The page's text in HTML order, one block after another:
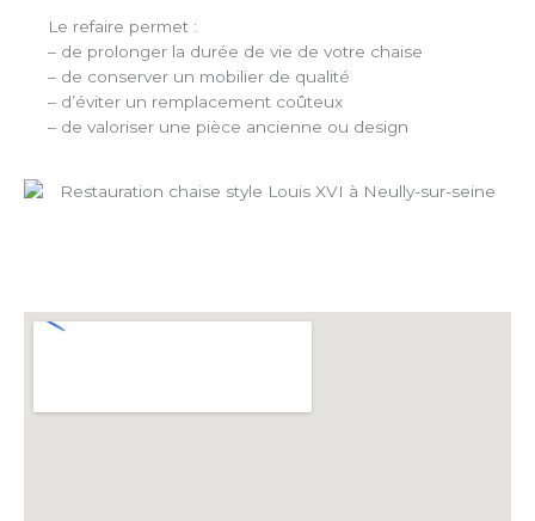
Le refaire permet :
– de prolonger la durée de vie de votre chaise
– de conserver un mobilier de qualité
– d’éviter un remplacement coûteux
– de valoriser une pièce ancienne ou design